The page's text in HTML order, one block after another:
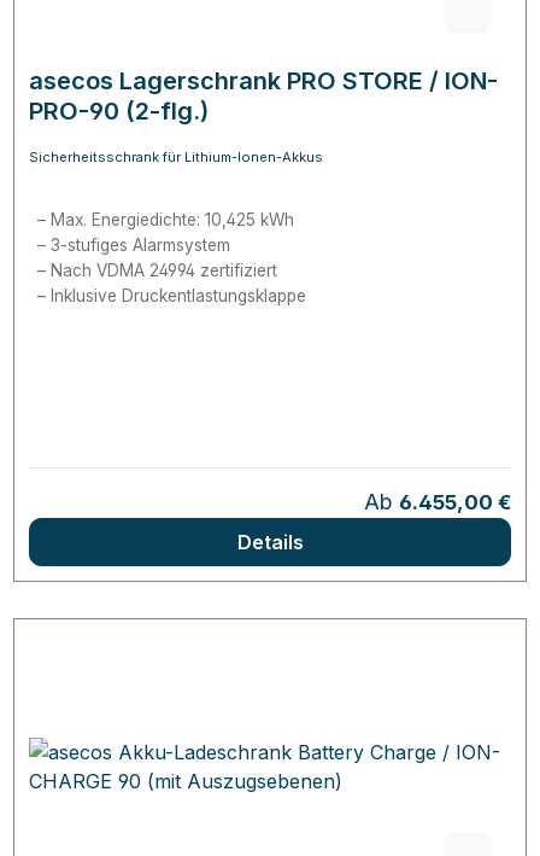
asecos Lagerschrank PRO STORE / ION-
PRO-90 (2-flg.)
Sicherheitsschrank für Lithium-Ionen-Akkus
Max. Energiedichte: 10,425 kWh
3-stufiges Alarmsystem
Nach VDMA 24994 zertifiziert
Inklusive Druckentlastungsklappe
Regulärer Preis:
Ab 6.455,00 €
Details